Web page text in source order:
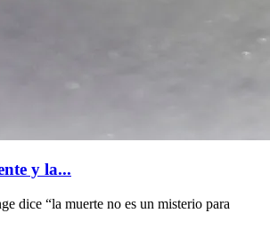
y la...
dice “la muerte no es un misterio para